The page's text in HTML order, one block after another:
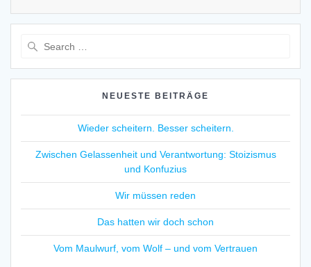
NEUESTE BEITRÄGE
Wieder scheitern. Besser scheitern.
Zwischen Gelassenheit und Verantwortung: Stoizismus
und Konfuzius
Wir müssen reden
Das hatten wir doch schon
Vom Maulwurf, vom Wolf – und vom Vertrauen